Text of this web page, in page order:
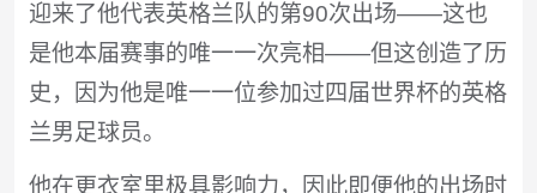
迎来了他代表英格兰队的第90次出场——这也
是他本届​​赛事的唯一一次亮相——但这创造了历
史，因为他是唯一一位参加过四届世界杯的英格
兰男足球员。
他在更衣室里极具影响力，因此即便他的出场时